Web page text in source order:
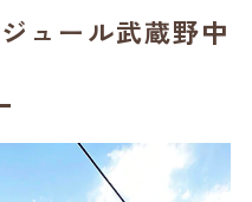
ュール武蔵野中